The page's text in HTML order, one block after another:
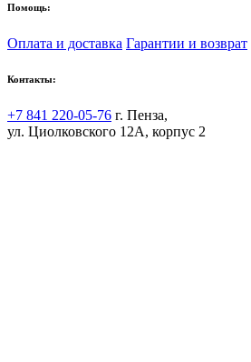
Помощь:
Оплата и доставка Гарантии и возврат
Контакты:
+7 841 220-05-76 г. Пенза,
ул. Циолковского 12А, корпус 2